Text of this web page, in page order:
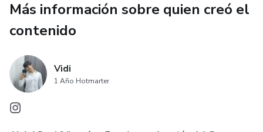
Más información sobre quien creó el
contenido
Vidi
1 Año Hotmarter